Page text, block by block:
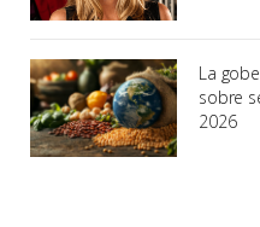
La
sobre
2026